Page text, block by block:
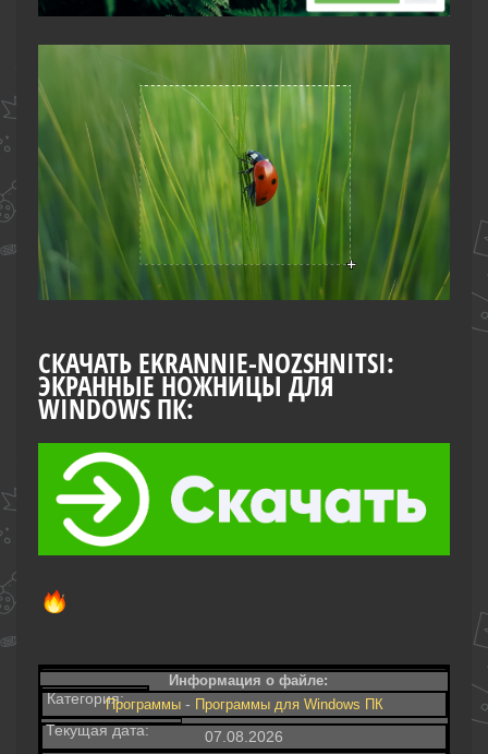
СКАЧАТЬ EKRANNIE-NOZSHNITSI:
ЭКРАННЫЕ НОЖНИЦЫ ДЛЯ
WINDOWS ПК:
Информация о файле:
Категория:Программы- Программы для Windows ПК
Текущая дата: 07.08.2026